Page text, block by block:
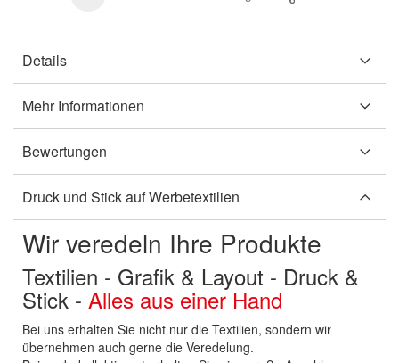
Details
Mehr Informationen
Bewertungen
Druck und Stick auf Werbetextilien
Wir veredeln Ihre Produkte
Textilien - Grafik & Layout - Druck &
Stick - Alles aus einer Hand
Bei uns erhalten Sie nicht nur die Textilien, sondern wir
übernehmen auch gerne die Veredelung.